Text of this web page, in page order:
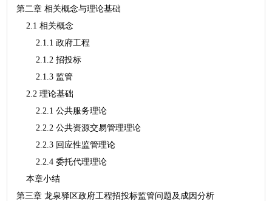
第二章 相关概念与理论基础
2.1 相关概念
2.1.1 政府工程
2.1.2 招投标
2.1.3 监管
2.2 理论基础
2.2.1 公共服务理论
2.2.2 公共资源交易管理理论
2.2.3 回应性监管理论
2.2.4 委托代理理论
本章小结
第三章 龙泉驿区政府工程招投标监管问题及成因分析